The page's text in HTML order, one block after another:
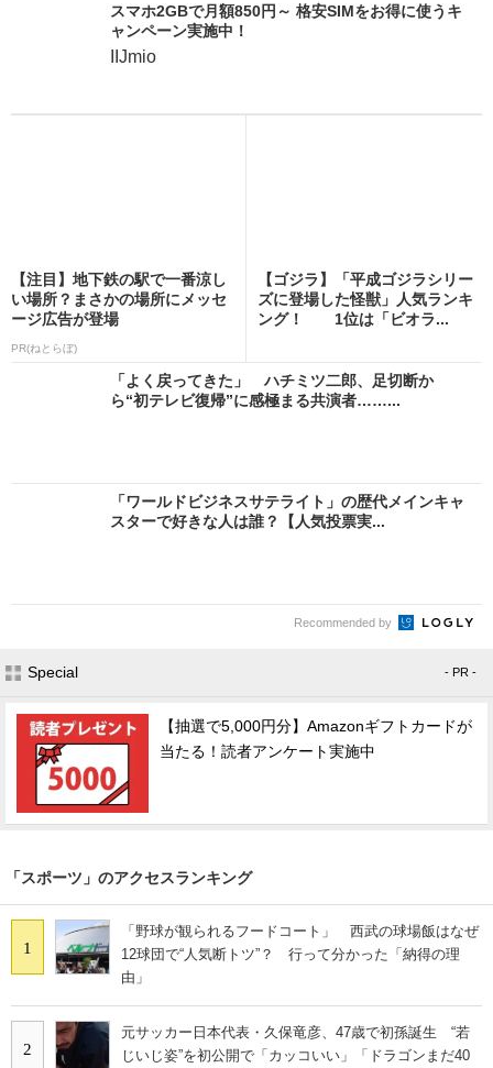
スマホ2GBで月額850円～ 格安SIMをお得に使うキ
ャンペーン実施中！
IIJmio
【注目】地下鉄の駅で一番涼し
い場所？まさかの場所にメッセ
ージ広告が登場
PR(ねとらぼ)
【ゴジラ】「平成ゴジラシリー
ズに登場した怪獣」人気ランキ
ング！ 1位は「ビオラ...
「よく戻ってきた」 ハチミツ二郎、足切断か
ら“初テレビ復帰”に感極まる共演者……...
「ワールドビジネスサテライト」の歴代メインキャ
スターで好きな人は誰？【人気投票実...
Recommended by
Special - PR -
【抽選で5,000円分】Amazonギフトカードが
当たる！読者アンケート実施中
「スポーツ」のアクセスランキング
1
「野球が観られるフードコート」 西武の球場飯はなぜ
12球団で“人気断トツ”？ 行って分かった「納得の理
由」
2
元サッカー日本代表・久保竜彦、47歳で初孫誕生 “若
じいじ姿”を初公開で「カッコいい」「ドラゴンまだ40